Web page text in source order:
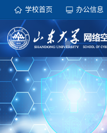
学校首页 办公信息